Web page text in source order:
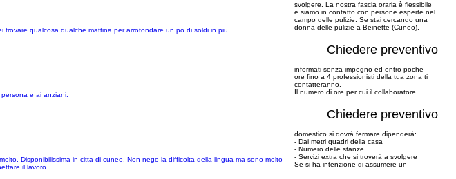
qualcosa qualche mattina per arrotondare un po di soldi in piu
e ai anziani.
Chiedere preventivo
Disponibilissima in citta di cuneo. Non nego la difficolta della lingua ma sono molto
il lavoro
Chiedere preventivo
svolgere. La nostra fascia oraria è flessibile
e siamo in contatto con persone esperte nel
campo delle pulizie. Se stai cercando una
donna delle pulizie a Beinette (Cuneo),
informati senza impegno ed entro poche
ore fino a 4 professionisti della tua zona ti
contatteranno.
Il numero di ore per cui il collaboratore
domestico si dovrà fermare dipenderà:
- Dai metri quadri della casa
- Numero delle stanze
- Servizi extra che si troverà a svolgere
Se si ha intenzione di assumere un